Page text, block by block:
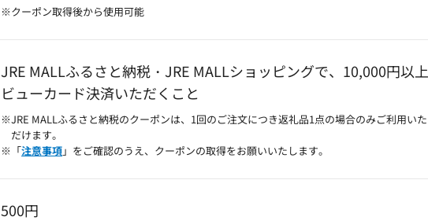
※クーポン取得後から使用可能
JRE MALLふるさと納税・JRE MALLショッピングで、10,000円以上
ビューカード決済いただくこと
※JRE MALLふるさと納税のクーポンは、1回のご注文につき返礼品1点の場合のみご利用いた
だけます。
※「注意事項」をご確認のうえ、クーポンの取得をお願いいたします。
500円